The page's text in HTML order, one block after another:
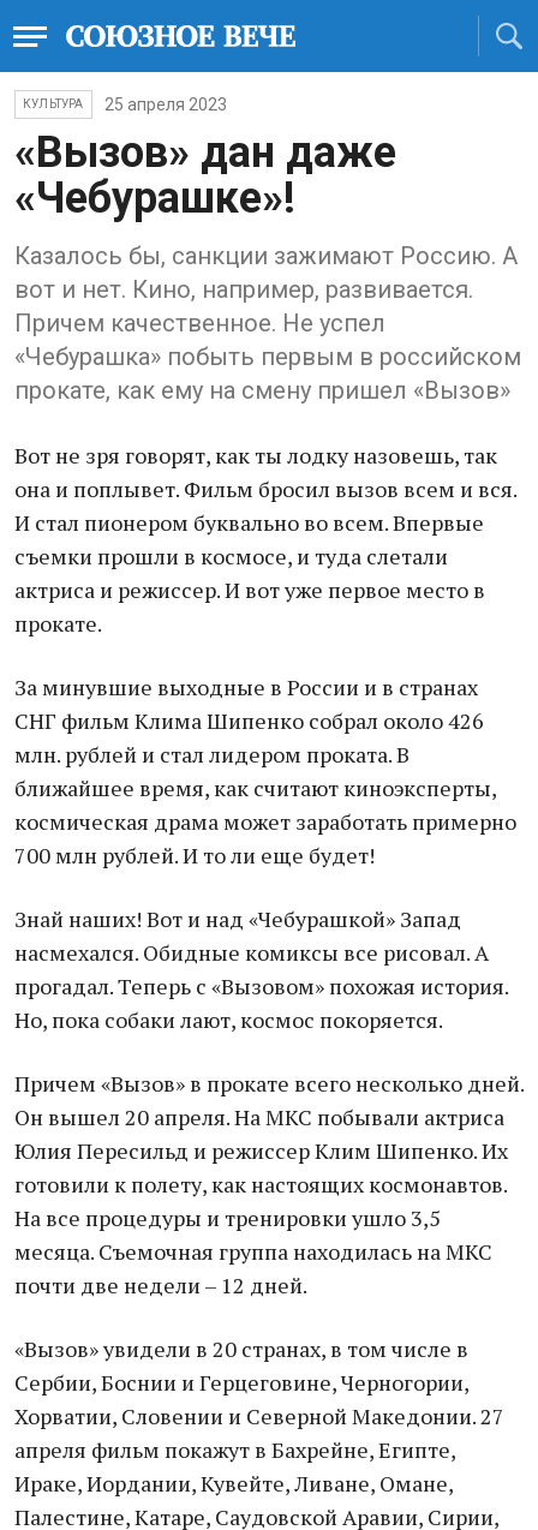
КУЛЬТУРА 25 апреля 2023
«Вызов» дан даже
«Чебурашке»!
Казалось бы, санкции зажимают Россию. А
вот и нет. Кино, например, развивается.
Причем качественное. Не успел
«Чебурашка» побыть первым в российском
прокате, как ему на смену пришел «Вызов»
Вот не зря говорят, как ты лодку назовешь, так
она и поплывет. Фильм бросил вызов всем и вся.
И стал пионером буквально во всем. Впервые
съемки прошли в космосе, и туда слетали
актриса и режиссер. И вот уже первое место в
прокате.
За минувшие выходные в России и в странах
СНГ фильм Клима Шипенко собрал около 426
млн. рублей и стал лидером проката. В
ближайшее время, как считают киноэксперты,
космическая драма может заработать примерно
700 млн рублей. И то ли еще будет!
Знай наших! Вот и над «Чебурашкой» Запад
насмехался. Обидные комиксы все рисовал. А
прогадал. Теперь с «Вызовом» похожая история.
Но, пока собаки лают, космос покоряется.
Причем «Вызов» в прокате всего несколько дней.
Он вышел 20 апреля. На МКС побывали актриса
Юлия Пересильд и режиссер Клим Шипенко. Их
готовили к полету, как настоящих космонавтов.
На все процедуры и тренировки ушло 3,5
месяца. Съемочная группа находилась на МКС
почти две недели – 12 дней.
«Вызов» увидели в 20 странах, в том числе в
Сербии, Боснии и Герцеговине, Черногории,
Хорватии, Словении и Северной Македонии. 27
апреля фильм покажут в Бахрейне, Египте,
Ираке, Иордании, Кувейте, Ливане, Омане,
Палестине, Катаре, Саудовской Аравии, Сирии,